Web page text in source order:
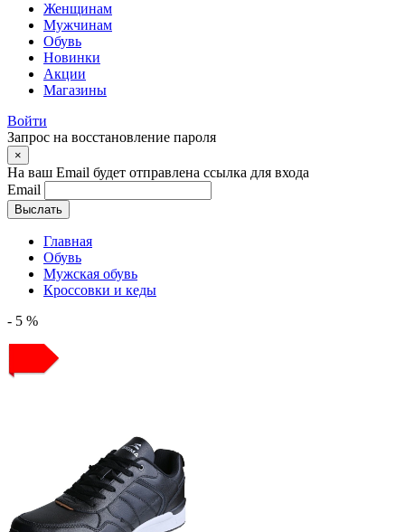
Женщинам
Мужчинам
Обувь
Новинки
Акции
Магазины
Войти
Запрос на восстановление пароля
×
На ваш Email будет отправлена ссылка для входа
Email
Выслать
Главная
Обувь
Мужская обувь
Кроссовки и кеды
- 5 %